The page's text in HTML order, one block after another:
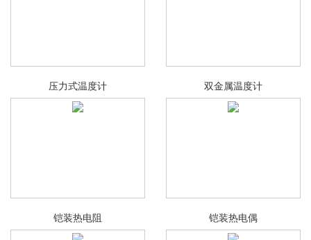
压力式温度计 双金属温度计
铠装热电阻 铠装热电偶